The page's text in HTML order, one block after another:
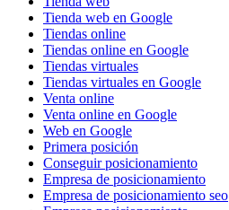
Tienda web en Google
Tiendas online
Tiendas online en Google
Tiendas virtuales
Tiendas virtuales en Google
Venta online
Venta online en Google
Web en Google
Primera posición
Conseguir posicionamiento
Empresa de posicionamiento
Empresa de posicionamiento seo